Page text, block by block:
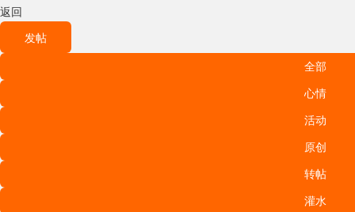
返回
发帖
全部
心情
活动
原创
转帖
灌水